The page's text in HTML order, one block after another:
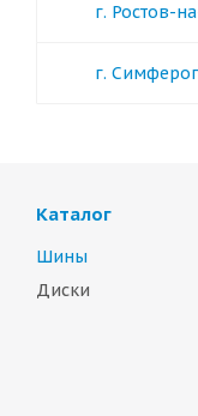
г. Ростов-
г.
Каталог
Шины
Диски